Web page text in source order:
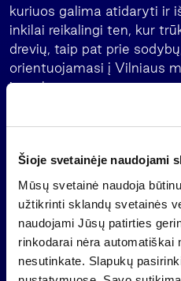
Šioje svetainėje naudojami
Mūsų svetainė naudoja
užtikrinti sklandų svetainės
naudojami Jūsų patirties
rinkodarai nėra automatiškai
nesutinkate. Slapukų
kuriuos galima atidaryti ir
inkilai reikalingi ten, kur
drevių, taip pat prie
orientuojamasi į Vilniaus
ir parkus.
Kadangi inkiluose
Todėl visi inkilai gaminti
Akcijos metu inkilai bei jų
fotografuojami bei
bus surengtas
renkami gražiausias,